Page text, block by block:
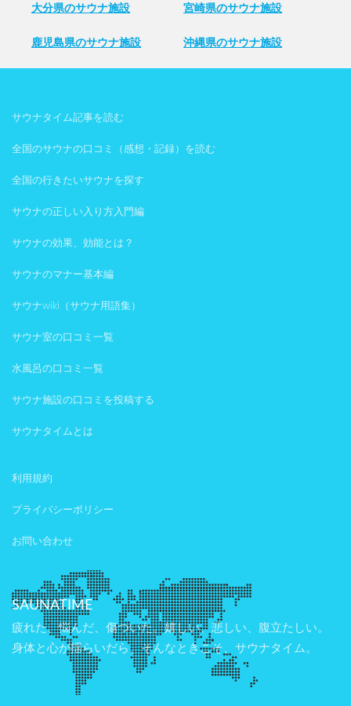
大分県のサウナ施設 宮崎県のサウナ施設
鹿児島県のサウナ施設 沖縄県のサウナ施設
サウナタイム記事を読む
全国のサウナの口コミ（感想・記録）を読む
全国の行きたいサウナを探す
サウナの正しい入り方入門編
サウナの効果、効能とは？
サウナのマナー基本編
サウナwiki（サウナ用語集）
サウナ室の口コミ一覧
水風呂の口コミ一覧
サウナ施設の口コミを投稿する
サウナタイムとは
利用規約
プライバシーポリシー
お問い合わせ
SAUNATIME
疲れた、悩んだ、傷ついた。嬉しい、悲しい、腹立たしい。
身体と心が揺らいだら、そんなときこそ、サウナタイム。